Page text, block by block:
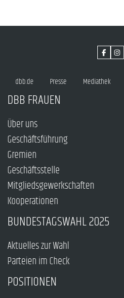
dbb.de Presse Mediathek
DBB FRAUEN
Über uns
Geschäftsführung
Gremien
Geschäftsstelle
Mitgliedsgewerkschaften
Kooperationen
BUNDESTAGSWAHL 2025
Aktuelles zur Wahl
Parteien im Check
POSITIONEN